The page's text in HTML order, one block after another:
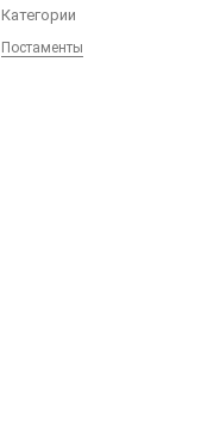
Категории
Постаменты